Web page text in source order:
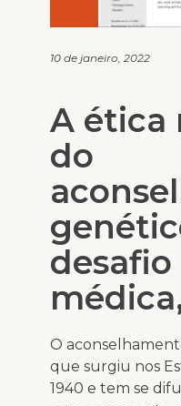
10 de janeiro, 2022
A ética
do
O
que surgiu nos
1940 e tem se